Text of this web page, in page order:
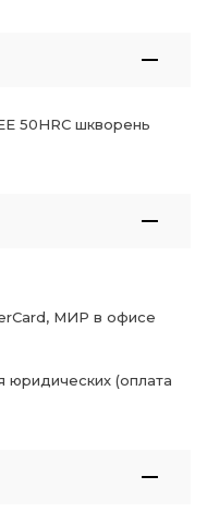
шкворень
МИР в офисе
юридических (оплата